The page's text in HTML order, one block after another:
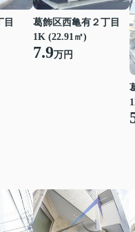
目
葛飾区西亀有２丁目
1K (22.91㎡)
7.9万円